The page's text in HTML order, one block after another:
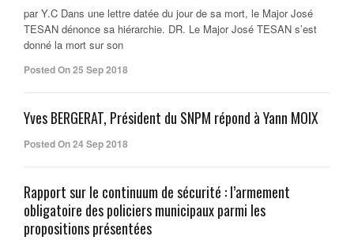
par Y.C Dans une lettre datée du jour de sa mort, le Major José
TESAN dénonce sa hiérarchie. DR. Le Major José TESAN s’est
donné la mort sur son
Posted On 25 Sep 2018
Yves BERGERAT, Président du SNPM répond à Yann MOIX
Posted On 24 Sep 2018
Rapport sur le continuum de sécurité : l’armement
obligatoire des policiers municipaux parmi les
propositions présentées